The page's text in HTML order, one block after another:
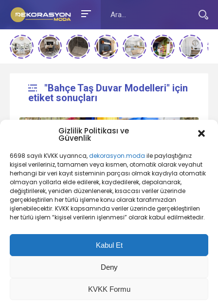
Gizlilik Politikası ve
Güvenlik
6698 sayılı KVKK uyarınca,dekorasyon.moda ile paylaştığınız
kişisel verileriniz, tamamen veya kısmen, otomatik olarak veyahut
herhangi bir veri kayıt sisteminin parçası olmak kaydıyla otomatik
olmayan yollarla elde edilerek, kaydedilerek, depolanarak,
değiştirilerek, yeniden düzenlenerek, kısacası veriler üzerinde
gerçekleştirilen her türlü işleme konu olarak tarafımızdan
işlenebilecektir. KVKK kapsamında veriler üzerinde gerçekleştirilen
her türlü işlem “kişisel verilerin işlenmesi” olarak kabul edilmektedir.
Kabul Et
Deny
KVKK Formu
"Bahçe Taş Duvar Modelleri" için
etiket sonuçları
Bahçe Dekorasyonu Nedir?